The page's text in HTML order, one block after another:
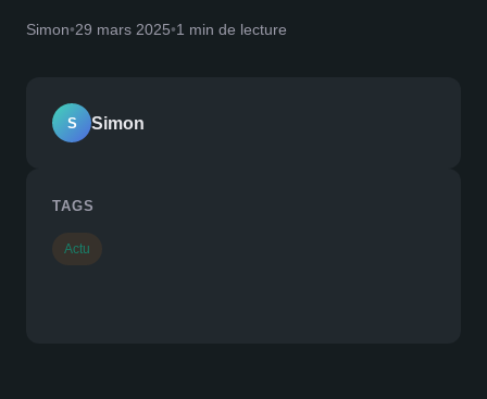
Simon•29 mars 2025•1 min de lecture
S Simon
TAGS
Actu